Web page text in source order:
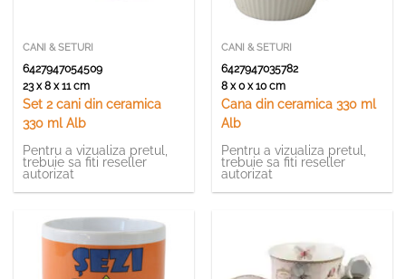
CANI & SETURI
6427947054509
23 x 8 x 11 cm
Set 2 cani din ceramica
330 ml Alb
Pentru a vizualiza pretul,
trebuie sa fiti reseller
autorizat
CANI & SETURI
6427947035782
8 x 0 x 10 cm
Cana din ceramica 330 ml
Alb
Pentru a vizualiza pretul,
trebuie sa fiti reseller
autorizat